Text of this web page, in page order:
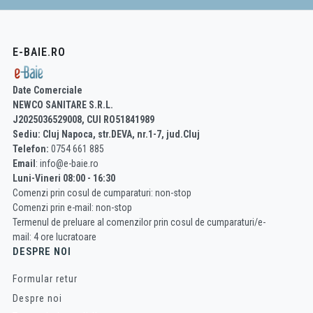
designul modern
🎨 Lavoare ceramice incastrabile – finisaj lucios, rezistenta ridicata la pete si
🛠️Lavoare cu orificiu pentru baterie sau fara – adaptabile oricarui stil de baie
Beneficiile lavoarelor incastrabile de la e-Baie.ro:
✔️ Economie de spatiu si integrare perfecta in mobilierul de baie
✔️Usor de curatat, fara margini proeminente
✔️Materiale durabile si design elegant
✔️Potrivite pentru bai moderne, minimaliste sau clasice
✔️Livrare rapida, preturi avantajoase, consultanta specializata
Completeaza-ti baia cu:
Mobilier baie compatibil
Baterii baie – baterii de blat sau de perete
Avantaje Lavoar Incastrabil
E-BAIE.RO
Date Comerciale
NEWCO SANITARE S.R.L.
J2025036529008, CUI RO51841989
Sediu: Cluj Napoca, str.DEVA, nr.1-7, jud.Cluj
Telefon: 0754 661 885
Email : info@e-baie.ro
Luni-Vineri 08:00 - 16:30
Comenzi prin cosul de cumparaturi: non-stop
Comenzi prin e-mail: non-stop
Termenul de preluare al comenzilor prin cosul de cumparaturi/e-
mail: 4 ore lucratoare
DESPRE NOI
Formular retur
Despre noi